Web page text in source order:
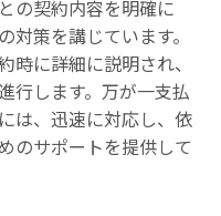
の契約内容を明確に
対策を講じています。
時に詳細に説明され、
行します。万が一支払
は、迅速に対応し、依
のサポートを提供して